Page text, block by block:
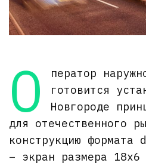
О
ператор
готовится
Новгороде
для отечественного
конструкцию
– экран размера 18х6